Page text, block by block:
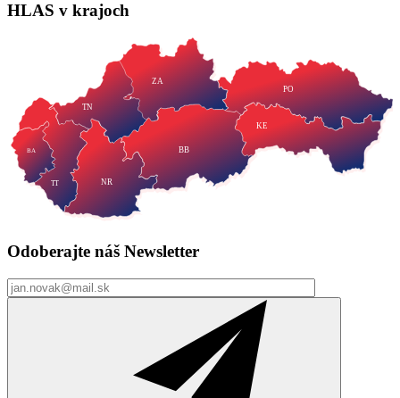
HLAS v krajoch
TT NR
TN
ZA
BB
PO
KE
BA
Odoberajte náš Newsletter